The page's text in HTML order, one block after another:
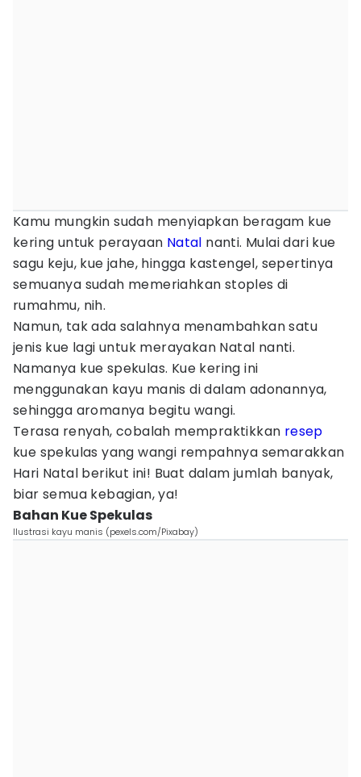
Kamu mungkin sudah menyiapkan beragam kue
kering untuk perayaan Natal nanti. Mulai dari kue
sagu keju, kue jahe, hingga kastengel, sepertinya
semuanya sudah memeriahkan stoples di
rumahmu, nih.
Namun, tak ada salahnya menambahkan satu
jenis kue lagi untuk merayakan Natal nanti.
Namanya kue spekulas. Kue kering ini
menggunakan kayu manis di dalam adonannya,
sehingga aromanya begitu wangi.
Terasa renyah, cobalah mempraktikkan resep
kue spekulas yang wangi rempahnya semarakkan
Hari Natal berikut ini! Buat dalam jumlah banyak,
biar semua kebagian, ya!
Bahan Kue Spekulas
Ilustrasi kayu manis (pexels.com/Pixabay)